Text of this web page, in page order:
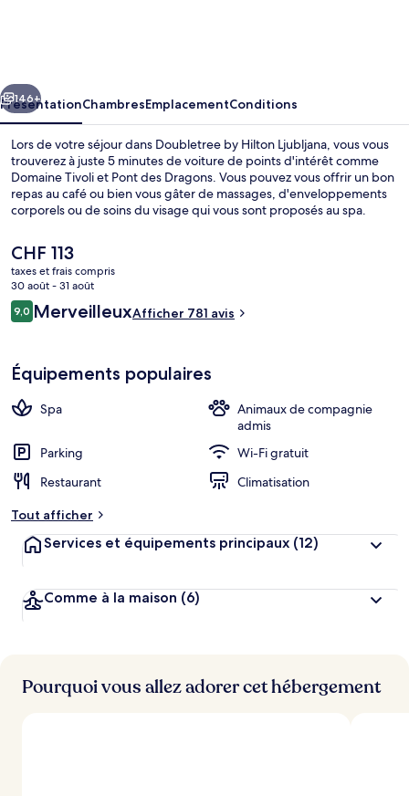
Suivant
146+
PrésentationChambresEmplacementConditions
Lors de votre séjour dans Doubletree by Hilton Ljubljana, vous vous
trouverez à juste 5 minutes de voiture de points d'intérêt comme
Domaine Tivoli et Pont des Dragons. Vous pouvez vous offrir un bon
repas au café ou bien vous gâter de massages, d'enveloppements
corporels ou de soins du visage qui vous sont proposés au spa.
centre de remise en forme et une salle de fitness ouverte 24 h/24.
Les autres voyageurs adorent le personnel attentionné et la
présentation générale.
Le
prix
actuel
est
de
CHF 113
taxes et frais compris
30 août - 31 août
Avis
voyageurs
9,09,0 sur 10
MerveilleuxAfficher 781 avis
Équipements populaires
Spa
Animaux de compagnie
admis
Parking
Wi-Fi gratuit
Restaurant
Climatisation
Tout afficher
Services et équipements principaux (12)
Comme à la maison (6)
Pourquoi vous allez adorer cet hébergement